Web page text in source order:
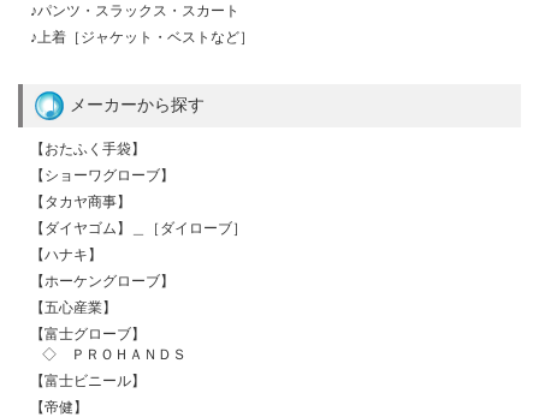
♪パンツ・スラックス・スカート
♪上着［ジャケット・ベストなど］
メーカーから探す
【おたふく手袋】
【ショーワグローブ】
【タカヤ商事】
【ダイヤゴム】＿［ダイローブ］
【ハナキ】
【ホーケングローブ】
【五心産業】
【富士グローブ】
◇ ＰＲＯＨＡＮＤＳ
【富士ビニール】
【帝健】